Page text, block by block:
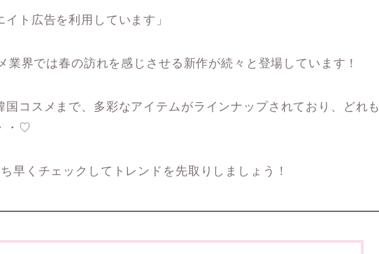
イト広告を利用しています」
業界では春の訪れを感じさせる新作が続々と登場しています！
国コスメまで、多彩なアイテムがラインナップされており、どれも
・♡
早くチェックしてトレンドを先取りしましょう！